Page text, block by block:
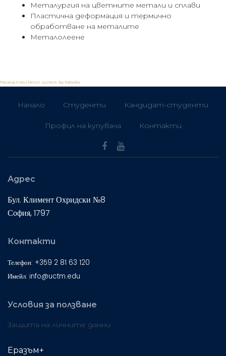
Металургия на цветните метали и сплави
Пластична деформация и термично
обработване на металите
Металолеене
FaLang translation system by Faboba
Начало Студенти Кандидат-студенти
Профил на купувача Контакти
Адрес
Бул. Климент Охридски №8
София, 1797
Контакти
Телефон: +359 2 81 63 120
Имейл: info@uctm.edu
Условия за ползване
Защита на личните данни
Еразъм+